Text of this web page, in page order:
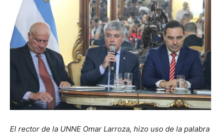
El rector de la UNNE Omar Larroza, hizo uso de la palabra